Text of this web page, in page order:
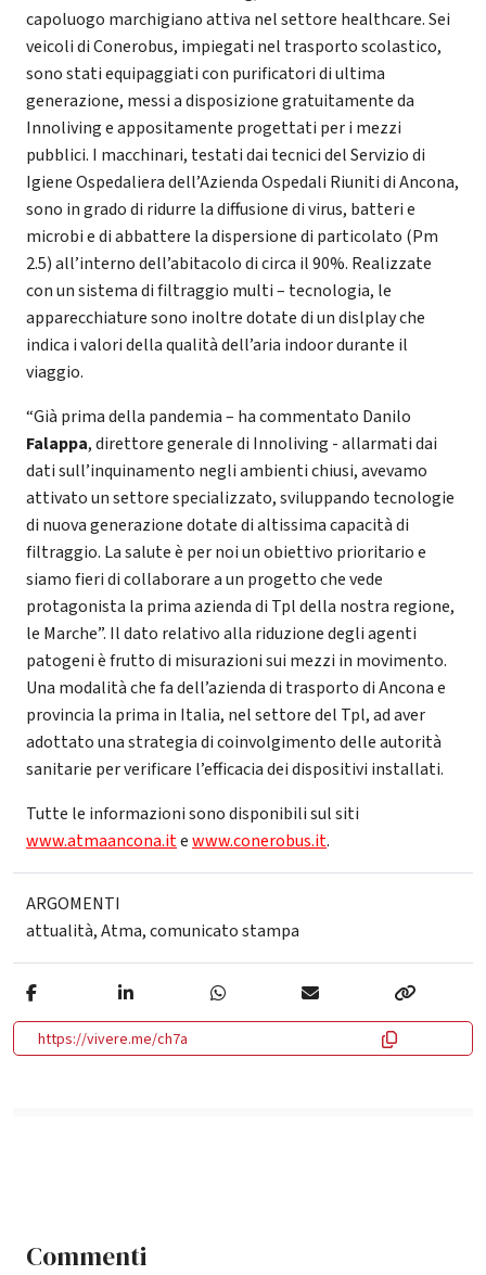
capoluogo marchigiano attiva nel settore healthcare. Sei
veicoli di Conerobus, impiegati nel trasporto scolastico,
sono stati equipaggiati con purificatori di ultima
generazione, messi a disposizione gratuitamente da
Innoliving e appositamente progettati per i mezzi
pubblici. I macchinari, testati dai tecnici del Servizio di
Igiene Ospedaliera dell’Azienda Ospedali Riuniti di Ancona,
sono in grado di ridurre la diffusione di virus, batteri e
microbi e di abbattere la dispersione di particolato (Pm
2.5) all’interno dell’abitacolo di circa il 90%. Realizzate
con un sistema di filtraggio multi – tecnologia, le
apparecchiature sono inoltre dotate di un dislplay che
indica i valori della qualità dell’aria indoor durante il
viaggio.
“Già prima della pandemia – ha commentato Danilo
Falappa, direttore generale di Innoliving - allarmati dai
dati sull’inquinamento negli ambienti chiusi, avevamo
attivato un settore specializzato, sviluppando tecnologie
di nuova generazione dotate di altissima capacità di
filtraggio. La salute è per noi un obiettivo prioritario e
siamo fieri di collaborare a un progetto che vede
protagonista la prima azienda di Tpl della nostra regione,
le Marche”. Il dato relativo alla riduzione degli agenti
patogeni è frutto di misurazioni sui mezzi in movimento.
Una modalità che fa dell’azienda di trasporto di Ancona e
provincia la prima in Italia, nel settore del Tpl, ad aver
adottato una strategia di coinvolgimento delle autorità
sanitarie per verificare l’efficacia dei dispositivi installati.
Tutte le informazioni sono disponibili sul siti
www.atmaancona.itewww.conerobus.it.
ARGOMENTI
attualità,Atma,comunicato stampa
https://vivere.me/ch7a
Commenti